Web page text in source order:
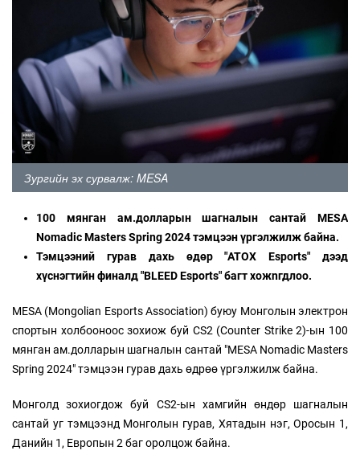
Зургийн эх сурвалж: MESA
100 мянган ам.долларын шагналын сантай MESA
Nomadic Masters Spring 2024 тэмцээн үргэлжилж байна.
Тэмцээний гурав дахь өдөр "ATOX Esports" дээд
хүснэгтийн финалд "BLEED Esports" багт хожnгдлоо.
MESA (Mongolian Esports Association) буюу Монголын электрон
спортын холбооноос зохиож буй CS2 (Counter Strike 2)-ын 100
мянган ам.долларын шагналын сантай "MESA Nomadic Masters
Spring 2024" тэмцээн гурав дахь өдрөө үргэлжилж байна.
Монголд зохиогдож буй CS2-ын хамгийн өндөр шагналын
сантай уг тэмцээнд Монголын гурав, Хятадын нэг, Оросын 1,
Данийн 1, Европын 2 баг оролцож байна.